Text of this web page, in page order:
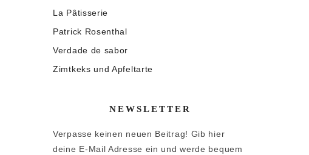
La Pâtisserie
Patrick Rosenthal
Verdade de sabor
Zimtkeks und Apfeltarte
NEWSLETTER
Verpasse keinen neuen Beitrag! Gib hier
deine E-Mail Adresse ein und werde bequem